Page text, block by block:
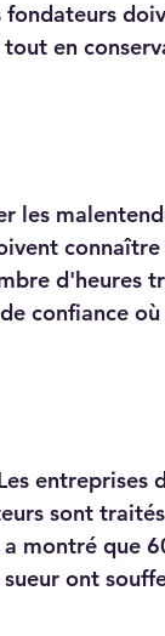
en
les
d'heures
confiance où
entreprises
sont
montré que
ont